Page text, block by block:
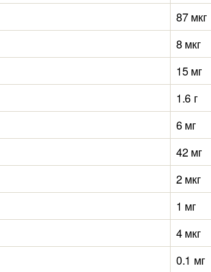
87 мкг
8 мкг
15 мг
1.6 г
6 мг
42 мг
2 мкг
1 мг
4 мкг
0.1 мг